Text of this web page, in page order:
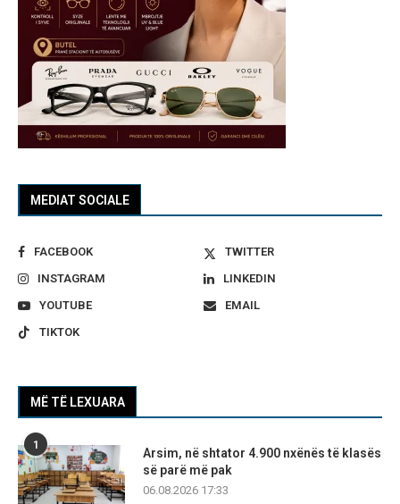
MEDIAT SOCIALE
FACEBOOK
TWITTER
INSTAGRAM
LINKEDIN
YOUTUBE
EMAIL
TIKTOK
MË TË LEXUARA
1
Arsim, në shtator 4.900 nxënës të klasës
së parë më pak
06.08.2026 17:33